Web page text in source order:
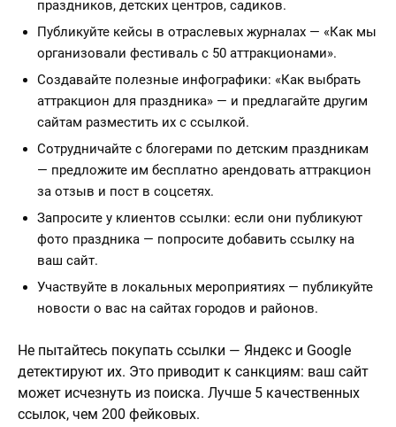
праздников, детских центров, садиков.
Публикуйте кейсы в отраслевых журналах — «Как мы
организовали фестиваль с 50 аттракционами».
Создавайте полезные инфографики: «Как выбрать
аттракцион для праздника» — и предлагайте другим
сайтам разместить их с ссылкой.
Сотрудничайте с блогерами по детским праздникам
— предложите им бесплатно арендовать аттракцион
за отзыв и пост в соцсетях.
Запросите у клиентов ссылки: если они публикуют
фото праздника — попросите добавить ссылку на
ваш сайт.
Участвуйте в локальных мероприятиях — публикуйте
новости о вас на сайтах городов и районов.
Не пытайтесь покупать ссылки — Яндекс и Google
детектируют их. Это приводит к санкциям: ваш сайт
может исчезнуть из поиска. Лучше 5 качественных
ссылок, чем 200 фейковых.